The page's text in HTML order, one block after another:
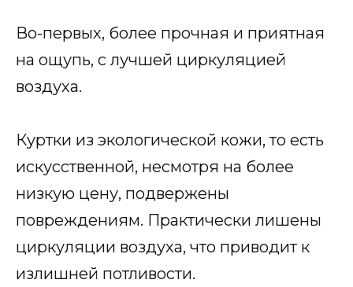
Во-первых, более прочная и приятная
на ощупь, с лучшей циркуляцией
воздуха.
Куртки из экологической кожи, то есть
искусственной, несмотря на более
низкую цену, подвержены
повреждениям. Практически лишены
циркуляции воздуха, что приводит к
излишней потливости.